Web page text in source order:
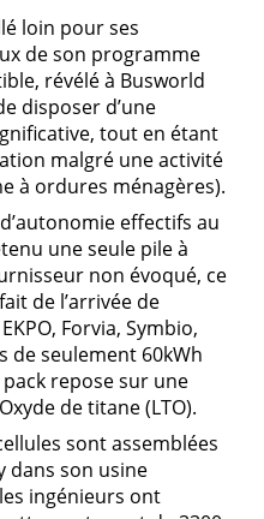
loin pour ses
de son programme
révélé à Busworld
disposer d’une
tout en étant
malgré une activité
à ordures ménagères).
effectifs au
une seule pile à
non évoqué, ce
de l’arrivée de
Forvia, Symbio,
de seulement 60kWh
repose sur une
de titane (LTO).
sont assemblées
dans son usine
ingénieurs ont